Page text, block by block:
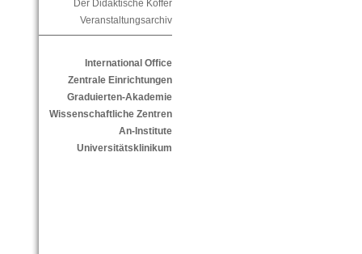
Der Didaktische Koffer
Veranstaltungsarchiv
International Office
Zentrale Einrichtungen
Graduierten-Akademie
Wissenschaftliche Zentren
An-Institute
Universitätsklinikum